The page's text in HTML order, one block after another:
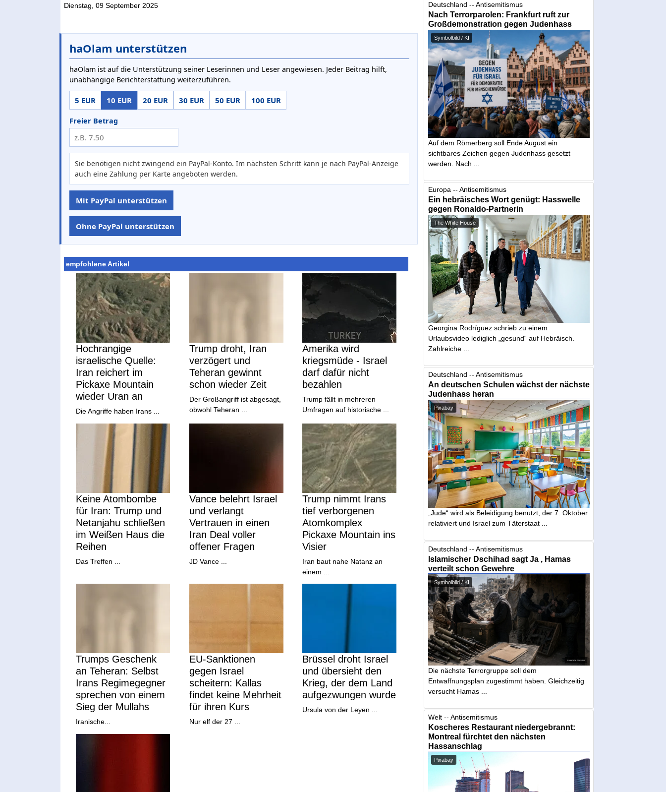
Dienstag, 09 September 2025
haOlam unterstützen
haOlam ist auf die Unterstützung seiner Leserinnen und Leser angewiesen. Jeder Beitrag hilft,
unabhängige Berichterstattung weiterzuführen.
5 EUR 10 EUR 20 EUR 30 EUR 50 EUR 100 EUR
Freier Betrag
Sie benötigen nicht zwingend ein PayPal-Konto. Im nächsten Schritt kann je nach PayPal-Anzeige
auch eine Zahlung per Karte angeboten werden.
Mit PayPal unterstützen
Ohne PayPal unterstützen
empfohlene Artikel
Hochrangige
israelische Quelle:
Iran reichert im
Pickaxe Mountain
wieder Uran an
Die Angriffe haben Irans ...
Trump droht, Iran
verzögert und
Teheran gewinnt
schon wieder Zeit
Der Großangriff ist abgesagt,
obwohl Teheran ...
Amerika wird
kriegsmüde - Israel
darf dafür nicht
bezahlen
Trump fällt in mehreren
Umfragen auf historische ...
Keine Atombombe
für Iran: Trump und
Netanjahu schließen
im Weißen Haus die
Reihen
Das Treffen ...
Vance belehrt Israel
und verlangt
Vertrauen in einen
Iran Deal voller
offener Fragen
JD Vance ...
Trump nimmt Irans
tief verborgenen
Atomkomplex
Pickaxe Mountain ins
Visier
Iran baut nahe Natanz an
einem ...
Trumps Geschenk
an Teheran: Selbst
Irans Regimegegner
sprechen von einem
Sieg der Mullahs
Iranische...
EU-Sanktionen
gegen Israel
scheitern: Kallas
findet keine Mehrheit
für ihren Kurs
Nur elf der 27 ...
Brüssel droht Israel
und übersieht den
Krieg, der dem Land
aufgezwungen wurde
Ursula von der Leyen ...
Deutschland -- Antisemitismus
Nach Terrorparolen: Frankfurt ruft zur
Großdemonstration gegen Judenhass
Symbolbild / KI
Auf dem Römerberg soll Ende August ein
sichtbares Zeichen gegen Judenhass gesetzt
werden. Nach ...
Europa -- Antisemitismus
Ein hebräisches Wort genügt: Hasswelle
gegen Ronaldo-Partnerin
The White House
Georgina Rodríguez schrieb zu einem
Urlaubsvideo lediglich „gesund“ auf Hebräisch.
Zahlreiche ...
Deutschland -- Antisemitismus
An deutschen Schulen wächst der nächste
Judenhass heran
Pixabay
„Jude“ wird als Beleidigung benutzt, der 7. Oktober
relativiert und Israel zum Täterstaat ...
Deutschland -- Antisemitismus
Islamischer Dschihad sagt Ja , Hamas
verteilt schon Gewehre
Symbolbild / KI
Die nächste Terrorgruppe soll dem
Entwaffnungsplan zugestimmt haben. Gleichzeitig
versucht Hamas ...
Welt -- Antisemitismus
Koscheres Restaurant niedergebrannt:
Montreal fürchtet den nächsten
Hassanschlag
Pixabay